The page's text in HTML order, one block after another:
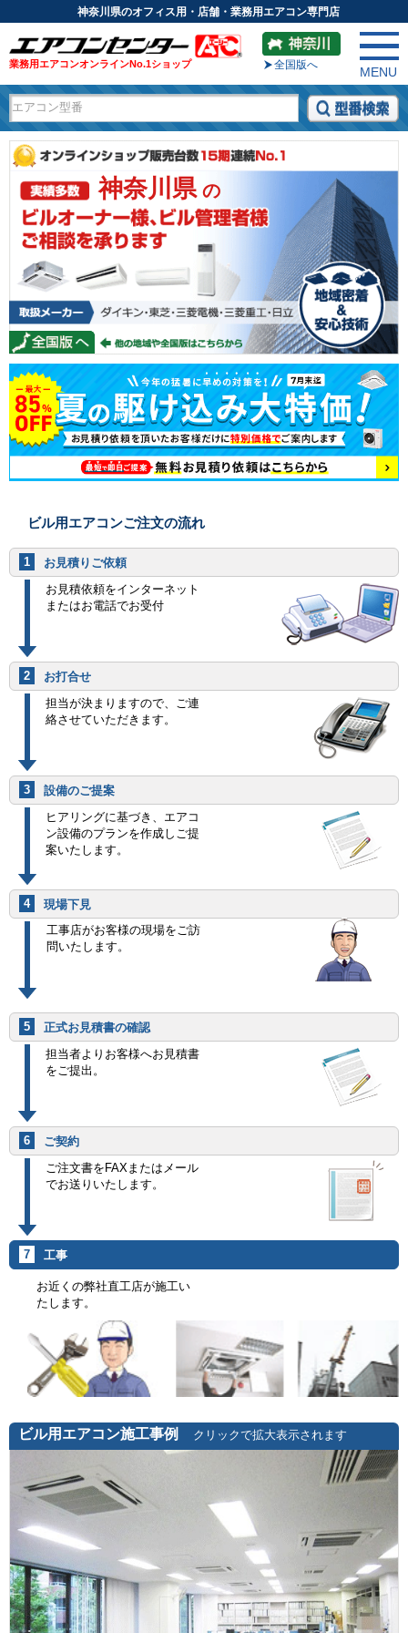
神奈川県のオフィス用・店舗・業務用エアコン専門店
業務用エアコンオンラインNo.1ショップ 全国版へ
MENU
神奈川県の
ビル用エアコンご注文の流れ
1
お見積りご依頼
お見積依頼をインターネット
またはお電話でお受付
2
お打合せ
担当が決まりますので、ご連
絡させていただきます。
3
設備のご提案
ヒアリングに基づき、エアコ
ン設備のプランを作成しご提
案いたします。
4
現場下見
工事店がお客様の現場をご訪
問いたします。
5
正式お見積書の確認
担当者よりお客様へお見積書
をご提出。
6
ご契約
ご注文書をFAXまたはメール
でお送りいたします。
7 工事
お近くの弊社直工店が施工い
たします。
ビル用エアコン施工事例 クリックで拡大表示されます